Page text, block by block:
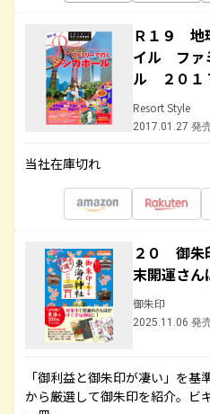
Ｒ１９ 地
イル ファ
ル ２０１
Resort Style
2017.01.27 発
当社在庫切れ
２０ 御朱
末開運さ
御朱印
2025.11.06 発
「御利益と御朱印が凄い」を
から厳選して御朱印を紹介。ビ